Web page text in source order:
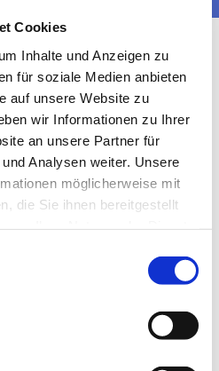
Cookies
Inhalte und Anzeigen zu
für soziale Medien anbieten
auf unsere Website zu
wir Informationen zu Ihrer
an unsere Partner für
Analysen weiter. Unsere
möglicherweise mit
die Sie ihnen bereitgestellt